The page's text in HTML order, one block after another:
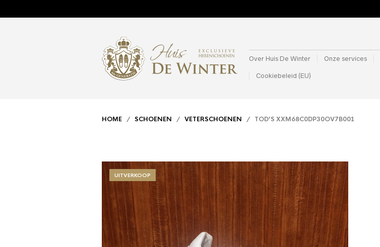
Over Huis De Winter Onze services
Cookiebeleid (EU)
HOME / SCHOENEN / VETERSCHOENEN / TOD’S XXM68C0DP30OV7B001
UITVERKOOP